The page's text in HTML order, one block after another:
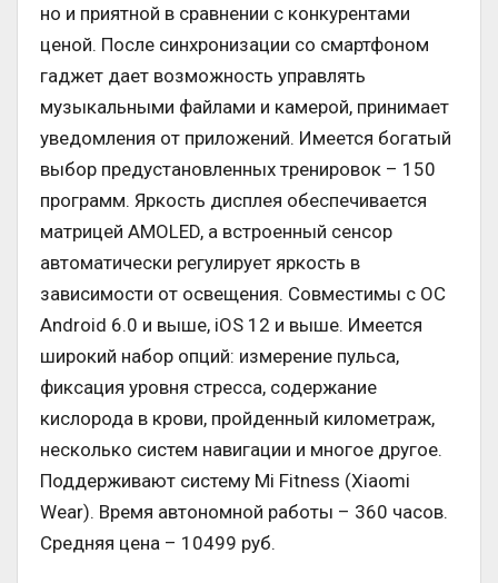
но и приятной в сравнении с конкурентами
ценой. После синхронизации со смартфоном
гаджет дает возможность управлять
музыкальными файлами и камерой, принимает
уведомления от приложений. Имеется богатый
выбор предустановленных тренировок – 150
программ. Яркость дисплея обеспечивается
матрицей AMOLED, а встроенный сенсор
автоматически регулирует яркость в
зависимости от освещения. Совместимы с ОС
Android 6.0 и выше, iOS 12 и выше. Имеется
широкий набор опций: измерение пульса,
фиксация уровня стресса, содержание
кислорода в крови, пройденный километраж,
несколько систем навигации и многое другое.
Поддерживают систему Mi Fitness (Xiaomi
Wear). Время автономной работы – 360 часов.
Средняя цена – 10499 руб.